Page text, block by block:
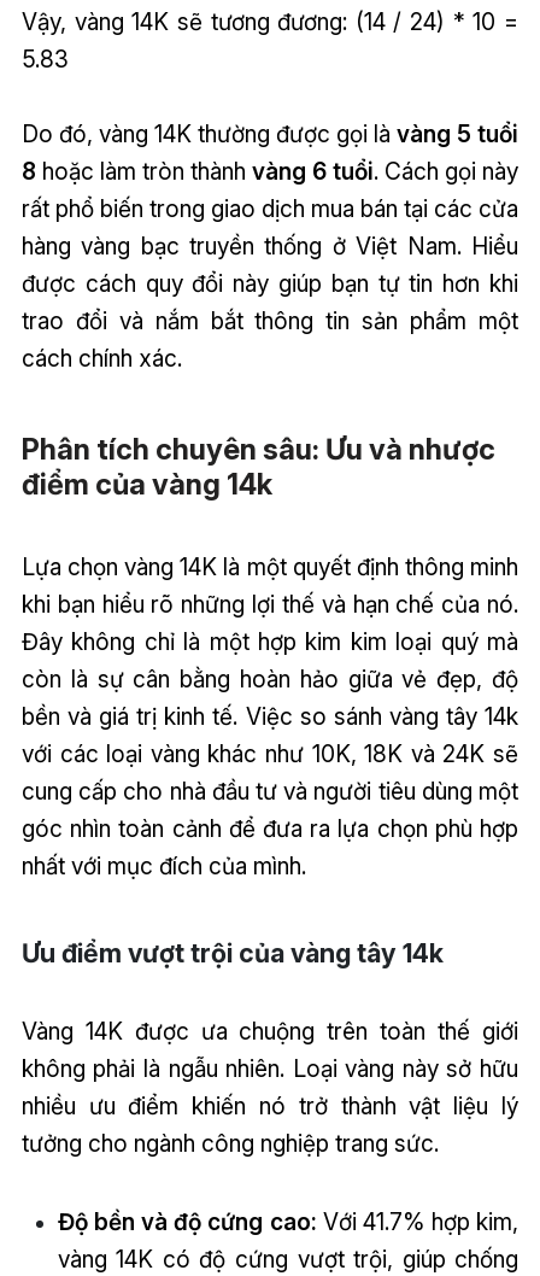
Vậy, vàng 14K sẽ tương đương: (14 / 24) * 10 =
5.83
Do đó, vàng 14K thường được gọi làvàng 5 tuổi
8 hoặc làm tròn thành vàng 6 tuổi. Cách gọi này
rất phổ biến trong giao dịch mua bán tại các cửa
hàng vàng bạc truyền thống ở Việt Nam. Hiểu
được cách quy đổi này giúp bạn tự tin hơn khi
trao đổi và nắm bắt thông tin sản phẩm một
cách chính xác.
Phân tích chuyên sâu: Ưu và nhược
điểm của vàng 14k
Lựa chọn vàng 14K là một quyết định thông minh
khi bạn hiểu rõ những lợi thế và hạn chế của nó.
Đây không chỉ là một hợp kim kim loại quý mà
còn là sự cân bằng hoàn hảo giữa vẻ đẹp, độ
bền và giá trị kinh tế. Việc so sánh vàng tây 14k
với các loại vàng khác như 10K, 18K và 24K sẽ
cung cấp cho nhà đầu tư và người tiêu dùng một
góc nhìn toàn cảnh để đưa ra lựa chọn phù hợp
nhất với mục đích của mình.
Ưu điểm vượt trội của vàng tây 14k
Vàng 14K được ưa chuộng trên toàn thế giới
không phải là ngẫu nhiên. Loại vàng này sở hữu
nhiều ưu điểm khiến nó trở thành vật liệu lý
tưởng cho ngành công nghiệp trang sức.
Độ bền và độ cứng cao: Với 41.7% hợp kim,
vàng 14K có độ cứng vượt trội, giúp chống